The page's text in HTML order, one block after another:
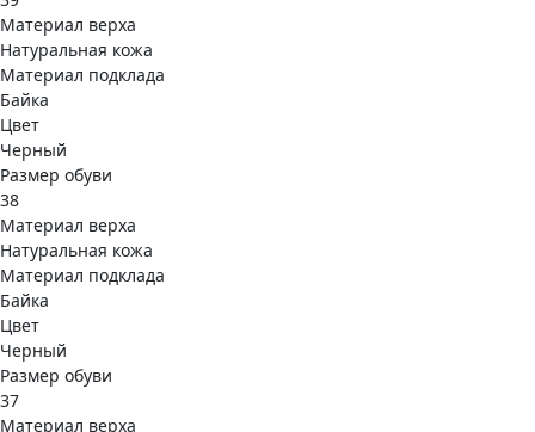
Материал верха
Натуральная кожа
Материал подклада
Байка
Цвет
Черный
Размер обуви
38
Материал верха
Натуральная кожа
Материал подклада
Байка
Цвет
Черный
Размер обуви
37
Материал верха